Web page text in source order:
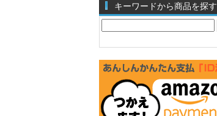
キーワードから商品を探す